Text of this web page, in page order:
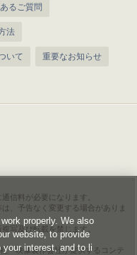
るご質問
法
いて 重要なお知らせ
信料が必要になります。
、予告なく変更する場合がありま
写及び転載を禁じます。
・映像製作会社が提供するコンテ
properly. We also
website, to provide
interest, and to li